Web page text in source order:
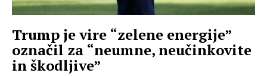
Trump je vire “zelene energije”
označil za “neumne, neučinkovite
in škodljive”